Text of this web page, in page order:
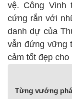
vệ. Công Vinh
cứng rắn với
danh dự của
vẫn đứng vững
cảm tốt đẹp cho
Từng vướng